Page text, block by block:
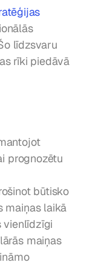
līdzsvaru
rīki piedāvā
prognozētu
būtisko
maiņas laikā
vienlīdzīgi
maiņas